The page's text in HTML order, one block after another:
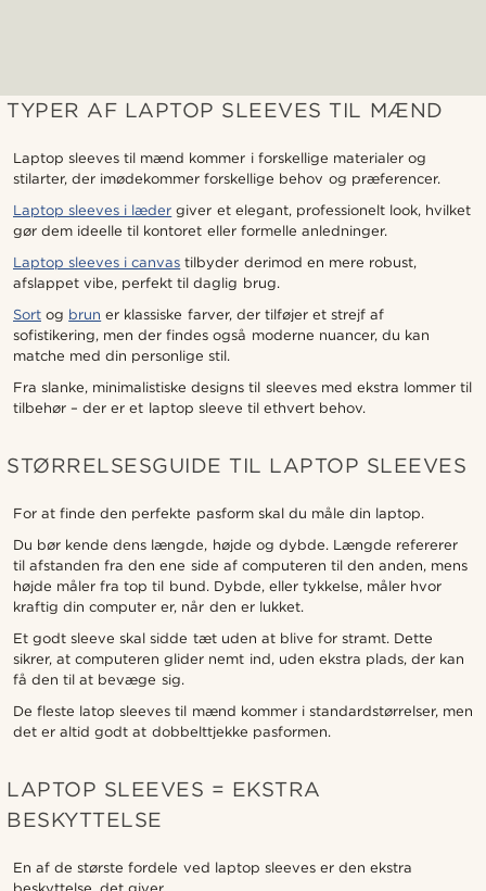
TYPER AF LAPTOP SLEEVES TIL MÆND
Laptop sleeves til mænd kommer i forskellige materialer og
stilarter, der imødekommer forskellige behov og præferencer.
Laptop sleeves i læder giver et elegant, professionelt look, hvilket
gør dem ideelle til kontoret eller formelle anledninger.
Laptop sleeves i canvas tilbyder derimod en mere robust,
afslappet vibe, perfekt til daglig brug.
Sort og brun er klassiske farver, der tilføjer et strejf af
sofistikering, men der findes også moderne nuancer, du kan
matche med din personlige stil.
Fra slanke, minimalistiske designs til sleeves med ekstra lommer til
tilbehør – der er et laptop sleeve til ethvert behov.
STØRRELSESGUIDE TIL LAPTOP SLEEVES
For at finde den perfekte pasform skal du måle din laptop.
Du bør kende dens længde, højde og dybde. Længde refererer
til afstanden fra den ene side af computeren til den anden, mens
højde måler fra top til bund. Dybde, eller tykkelse, måler hvor
kraftig din computer er, når den er lukket.
Et godt sleeve skal sidde tæt uden at blive for stramt. Dette
sikrer, at computeren glider nemt ind, uden ekstra plads, der kan
få den til at bevæge sig.
De fleste latop sleeves til mænd kommer i standardstørrelser, men
det er altid godt at dobbelttjekke pasformen.
LAPTOP SLEEVES = EKSTRA
BESKYTTELSE
En af de største fordele ved laptop sleeves er den ekstra